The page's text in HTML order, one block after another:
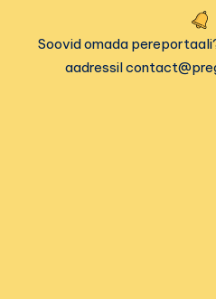
Soovid omada
aadressil